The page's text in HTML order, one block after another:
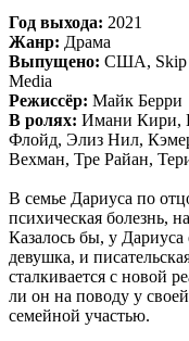
Год выхода: 2021
Жанр: Драма
Выпущено: США, Skip
Media
Режиссёр: Майк Берри
В ролях: Имани Кири,
Флойд, Элиз Нил,
Вехман, Тре Райан,
В семье Дариуса по
психическая болезнь,
Казалось бы, у Дариуса
девушка, и
сталкивается с новой
ли он на поводу у
семейной участью.